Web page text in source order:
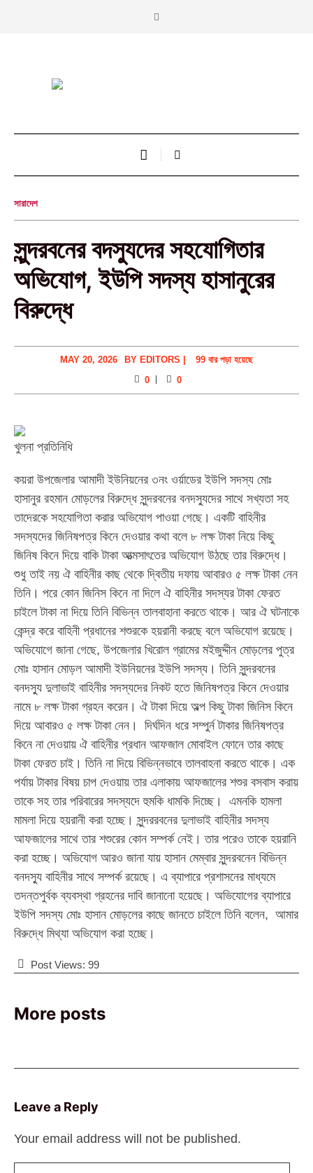
সারাদেশ
সুন্দরবনের বদস্যুদের সহযোগিতার
অভিযোগ, ইউপি সদস্য হাসানুরের
বিরুদ্ধে
MAY 20, 2026 BY EDITORS
99 বার পড়া হয়েছে
0
0
খুলনা প্রতিনিধি
কয়রা উপজেলার আমাদী ইউনিয়নের ৩নং ওর্য়াডের ইউপি সদস্য মোঃ
হাসানুর রহমান মোড়লের বিরুদ্ধে সুন্দরবনের বনদস্যুদের সাথে সখ্যতা সহ
তাদেরকে সহযোগিতা করার অভিযোগ পাওয়া গেছে। একটি বাহিনীর
সদস্যদের জিনিষপত্র কিনে দেওয়ার কথা বলে ৮ লক্ষ টাকা নিয়ে কিছু
জিনিষ কিনে দিয়ে বাকি টাকা আত্মসাৎতের অভিযোগ উঠছে তার বিরুদ্ধে।
শুধু তাই নয় ঐ বাহিনীর কাছ থেকে দ্বিতীয় দফায় আবারও ৫ লক্ষ টাকা নেন
তিনি। পরে কোন জিনিস কিনে না দিলে ঐ বাহিনীর সদস্যর টাকা ফেরত
চাইলে টাকা না দিয়ে তিনি বিভিন্ন তালবাহানা করতে থাকে। আর ঐ ঘটনাকে
কেন্দ্র করে বাহিনী প্রধানের শশুরকে হয়রানী করছে বলে অভিযোগ রয়েছে।
অভিযোগে জানা গেছে, উপজেলার খিরোল গ্রামের মইজুদ্দীন মোড়লের পুত্র
মোঃ হাসান মোড়ল আমাদী ইউনিয়নের ইউপি সদস্য। তিনি সুন্দরবনের
বনদস্যু দুলাভাই বাহিনীর সদস্যদের নিকট হতে জিনিষপত্র কিনে দেওয়ার
নামে ৮ লক্ষ টাকা গ্রহন করেন। ঐ টাকা দিয়ে অল্প কিছু টাকা জিনিস কিনে
দিয়ে আবারও ৫ লক্ষ টাকা নেন। দির্ঘদিন ধরে সম্পুর্ন টাকার জিনিষপত্র
কিনে না দেওয়ায় ঐ বাহিনীর প্রধান আফজাল মোবাইল ফোনে তার কাছে
টাকা ফেরত চাই। তিনি না দিয়ে বিভিন্নভাবে তালবাহনা করতে থাকে। এক
পর্যায় টাকার বিষয় চাপ দেওয়ায় তার এলাকায় আফজালের শশুর বসবাস করায়
তাকে সহ তার পরিবারের সদস্যদে হুমকি ধামকি দিচ্ছে। এমনকি হামলা
মামলা দিয়ে হয়রানী করা হচ্ছে। সুন্দররবনের দুলাভাই বাহিনীর সদস্য
আফজালের সাথে তার শশুরের কোন সম্পর্ক নেই। তার পরেও তাকে হয়রানি
করা হচ্ছে। অভিযোগ আরও জানা যায় হাসান মেম্বার সুন্দরবনেন বিভিন্ন
বনদস্যু বাহিনীর সাথে সম্পর্ক রয়েছে। এ ব্যাপারে প্রশাসনের মাধ্যমে
তদন্তপুর্বক ব্যবস্থা গ্রহনের দাবি জানানো হয়েছে। অভিযোগের ব্যাপারে
ইউপি সদস্য মোঃ হাসান মোড়লের কাছে জানতে চাইলে তিনি বলেন, আমার
বিরুদ্ধে মিথ্যা অভিযোগ করা হচ্ছে।
Post Views: 99
More posts
Leave a Reply
Your email address will not be published.